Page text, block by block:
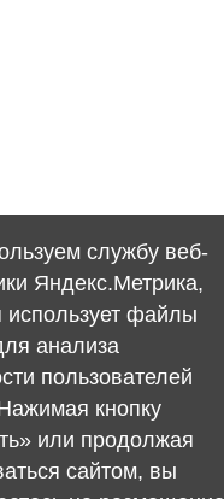
службу веб-
Яндекс.Метрика,
использует файлы
анализа
пользователей
кнопку
или продолжая
сайтом, вы